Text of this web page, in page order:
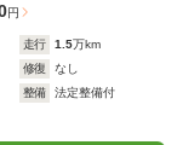
円
走行 1.5万km
修復
なし
整備
法定整備付